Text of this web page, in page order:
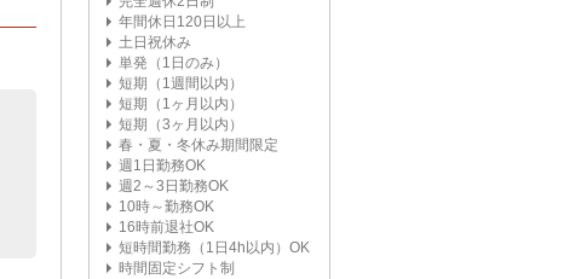
年間休日120日以上
土日祝休み
単発（1日のみ）
短期（1週間以内）
短期（1ヶ月以内）
短期（3ヶ月以内）
春・夏・冬休み期間限定
週1日勤務OK
週2～3日勤務OK
10時～勤務OK
16時前退社OK
短時間勤務（1日4h以内）OK
時間固定シフト制